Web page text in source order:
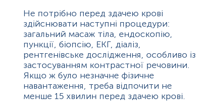
Не потрібно перед здачею крові
здійснювати наступні процедури:
загальний масаж тіла, ендоскопію,
пункції, біопсію, ЕКГ, діаліз,
рентгенівське дослідження, особливо із
застосуванням контрастної речовини.
Якщо ж було незначне фізичне
навантаження, треба відпочити не
менше 15 хвилин перед здачею крові.